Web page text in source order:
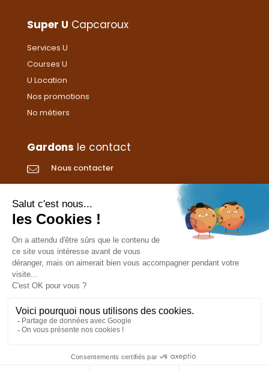
Super U Capcaroux
Services U
Courses U
U Location
Nos promotions
No métiers
Gardons le contact
Nous contacter
CGVs Livraison et paiement
Mentions légales
Les cookies
Confidentialité
Pour votre santé, ne grignotez pas entre les repas.
L’abus d’alcool est dangereux pour la santé. À
consommer avec modération.